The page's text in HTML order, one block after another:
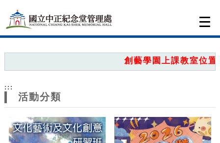
網
站
主
題
創藝學園上課教室位置圖
:::
活動分類